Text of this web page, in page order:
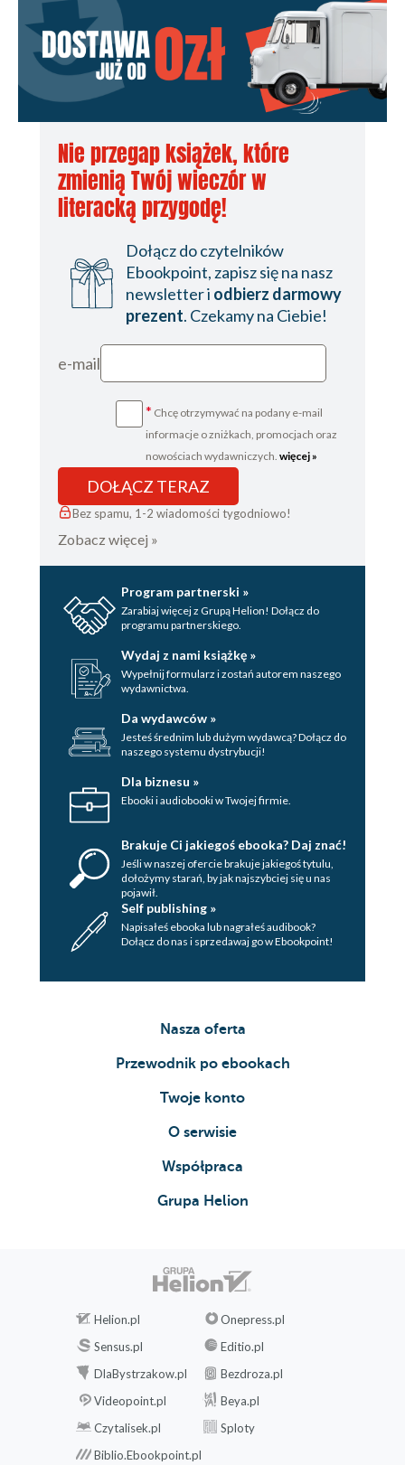
Nie przegap książek, które
zmienią Twój wieczór w
literacką przygodę!
Dołącz do czytelników
Ebookpoint, zapisz się na nasz
newsletter i odbierz darmowy
prezent. Czekamy na Ciebie!
e-mail
* Chcę otrzymywać na podany e-mail
informacje o zniżkach, promocjach oraz
nowościach wydawniczych. więcej »
DOŁĄCZ TERAZ
Bez spamu, 1-2 wiadomości tygodniowo!
Zobacz więcej »
Program partnerski »
Zarabiaj więcej z Grupą Helion! Dołącz do
programu partnerskiego.
Wydaj z nami książkę »
Wypełnij formularz i zostań autorem naszego
wydawnictwa.
Da wydawców »
Jesteś średnim lub dużym wydawcą? Dołącz do
naszego systemu dystrybucji!
Dla biznesu »
Ebooki i audiobooki w Twojej firmie.
Brakuje Ci jakiegoś ebooka? Daj znać!
Jeśli w naszej ofercie brakuje jakiegoś tytulu,
dołożymy starań, by jak najszybciej się u nas
pojawił.
Self publishing »
Napisałeś ebooka lub nagrałeś audibook?
Dołącz do nas i sprzedawaj go w Ebookpoint!
Nasza oferta
Przewodnik po ebookach
Twoje konto
O serwisie
Współpraca
Grupa Helion
Helion.pl
Onepress.pl
Sensus.pl
Editio.pl
DlaBystrzakow.pl
Bezdroza.pl
Videopoint.pl
Beya.pl
Czytalisek.pl
Sploty
Biblio.Ebookpoint.pl